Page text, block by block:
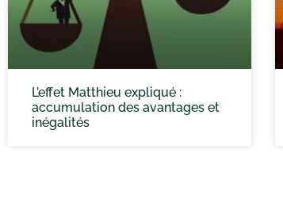
L’effet Matthieu expliqué :
accumulation des avantages et
inégalités